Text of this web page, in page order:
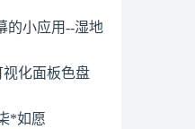
的小应用--湿地
视化面板色盘
*如愿